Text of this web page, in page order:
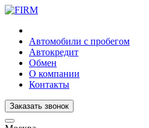
Автомобили с пробегом
Автокредит
Обмен
О компании
Контакты
Заказать звонок